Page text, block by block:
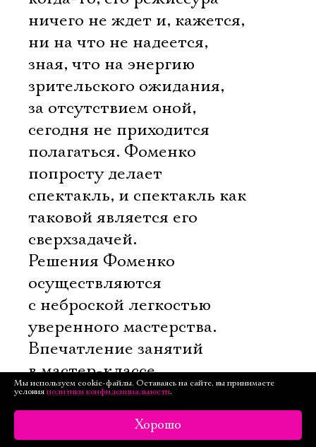
ничего не ждет и, кажется,
ни на что не надеется,
зная, что на энергию
зрительского ожидания,
за отсутствием оной,
сегодня не приходится
полагаться. Фоменко
попросту делает
спектакль, и спектакль как
таковой является его
сверхзадачей.
Решения Фоменко
осуществляются
с неброской легкостью
уверенного мастерства.
Впечатление занятий
в мастер-классе
присутствует как
устойчивый
мотив. На маленькой
Мы используем cookie-файлы. Оставаясь на сайте, вы принимаете
условия политики конфиденциальности.
Хорошо